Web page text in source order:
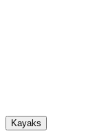
Kayaks